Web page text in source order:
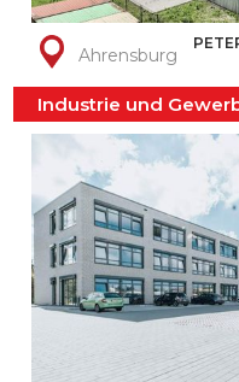
Ahrensburg
Industrie und